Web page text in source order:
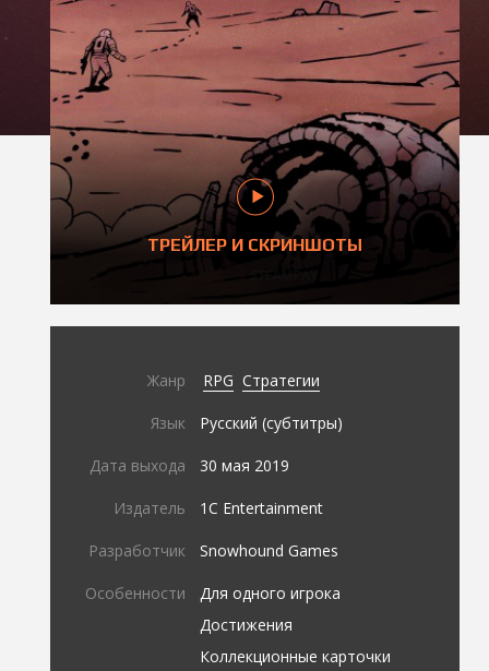
ТРЕЙЛЕР И СКРИНШОТЫ
Жанр RPG Стратегии
Язык Русский (субтитры)
Дата выхода 30 мая 2019
Издатель 1C Entertainment
Разработчик Snowhound Games
Особенности
Для одного игрока
Достижения
Коллекционные карточки